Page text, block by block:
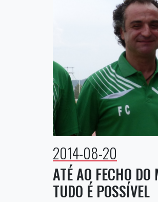
2014-08-20
ATÉ AO FECHO DO
TUDO É POSSÍVEL